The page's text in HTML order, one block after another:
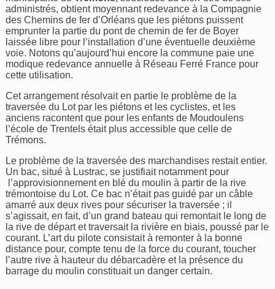
administrés, obtient moyennant redevance à la Compagnie
des Chemins de fer d’Orléans que les piétons puissent
emprunter la partie du pont de chemin de fer de Boyer
laissée libre pour l’installation d’une éventuelle deuxième
voie. Notons qu’aujourd’hui encore la commune paie une
modique redevance annuelle à Réseau Ferré France pour
cette utilisation.
Cet arrangement résolvait en partie le problème de la
traversée du Lot par les piétons et les cyclistes, et les
anciens racontent que pour les enfants de Moudoulens
l’école de Trentels était plus accessible que celle de
Trémons.
Le problème de la traversée des marchandises restait entier.
Un bac, situé à Lustrac, se justifiait notamment pour
l’approvisionnement en blé du moulin à partir de la rive
trémontoise du Lot. Ce bac n’était pas guidé par un câble
amarré aux deux rives pour sécuriser la traversée ; il
s’agissait, en fait, d’un grand bateau qui remontait le long de
la rive de départ et traversait la rivière en biais, poussé par le
courant. L’art du pilote consistait à remonter à la bonne
distance pour, compte tenu de la force du courant, toucher
l’autre rive à hauteur du débarcadère et la présence du
barrage du moulin constituait un danger certain.